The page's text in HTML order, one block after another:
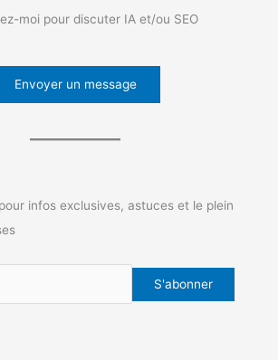
moi pour discuter IA et/ou SEO
Envoyer un message
infos exclusives, astuces et le plein